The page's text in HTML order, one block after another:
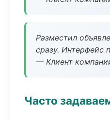
Разместил
сразу. Интерфейс
— Клиент
Часто